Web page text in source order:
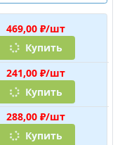
469,00 ₽/шт
Купить
241,00 ₽/шт
Купить
288,00 ₽/шт
Купить